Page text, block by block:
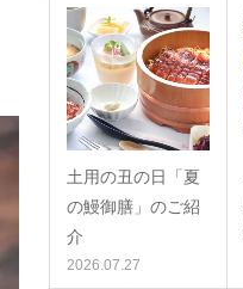
土用の丑の日「夏
の鰻御膳」のご紹
介
2026.07.27